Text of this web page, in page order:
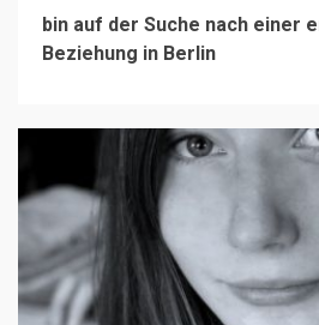
bin auf der Suche nach einer
Beziehung in Berlin